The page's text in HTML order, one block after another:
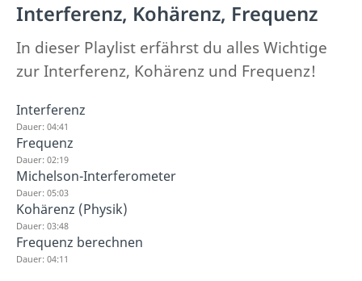
Interferenz, Kohärenz, Frequenz
In dieser Playlist erfährst du alles Wichtige
zur Interferenz, Kohärenz und Frequenz!
Interferenz
Dauer: 04:41
Frequenz
Dauer: 02:19
Michelson-Interferometer
Dauer: 05:03
Kohärenz (Physik)
Dauer: 03:48
Frequenz berechnen
Dauer: 04:11